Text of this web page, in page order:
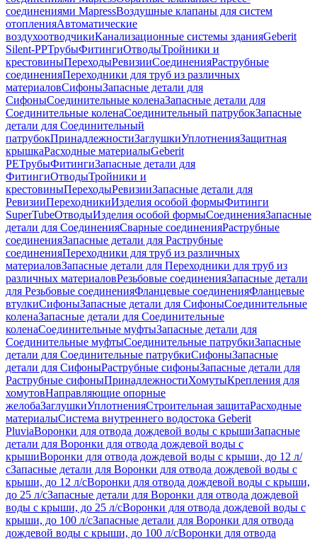
соединениями MapressВоздушные клапаны для систем
отопленияАвтоматические
воздухоотводчикиКанализационные системы зданияGeberit
Silent-PPТрубыФитингиОтводыТройники и
крестовиныПереходыРевизииСоединенияРаструбные
соединенияПереходники для труб из различных
материаловСифоныЗапасные детали для
СифоныСоединительные коленаЗапасные детали для
Соединительные коленаСоединительный патрубокЗапасные
детали для Соединительный
патрубокПринадлежностиЗаглушкиУплотненияЗащитная
крышкаРасходные материалыGeberit
PEТрубыФитингиЗапасные детали для
ФитингиОтводыТройники и
крестовиныПереходыРевизииЗапасные детали для
РевизииПереходникиИзделия особой формыФитинги
SuperTubeОтводыИзделия особой формыСоединенияЗапасные
детали для СоединенияСварные соединенияРаструбные
соединенияЗапасные детали для Раструбные
соединенияПереходники для труб из различных
материаловЗапасные детали для Переходники для труб из
различных материаловРезьбовые соединенияЗапасные детали
для Резьбовые соединенияФланцевые соединенияФланцевые
втулкиСифоныЗапасные детали для СифоныСоединительные
коленаЗапасные детали для Соединительные
коленаСоединительные муфтыЗапасные детали для
Соединительные муфтыСоединительные патрубкиЗапасные
детали для Соединительные патрубкиСифоныЗапасные
детали для СифоныРаструбные сифоныЗапасные детали для
Раструбные сифоныПринадлежностиХомутыКрепления для
хомутовНаправляющие опорные
желобаЗаглушкиУплотненияСтроительная защитаРасходные
материалыСистема внутреннего водостока Geberit
PluviaВоронки для отвода дождевой воды с крышиЗапасные
детали для Воронки для отвода дождевой воды с
крышиВоронки для отвода дождевой воды с крыши, до 12 л/
сЗапасные детали для Воронки для отвода дождевой воды с
крыши, до 12 л/сВоронки для отвода дождевой воды с крыши,
до 25 л/сЗапасные детали для Воронки для отвода дождевой
воды с крыши, до 25 л/сВоронки для отвода дождевой воды с
крыши, до 100 л/сЗапасные детали для Воронки для отвода
дождевой воды с крыши, до 100 л/сВоронки для отвода